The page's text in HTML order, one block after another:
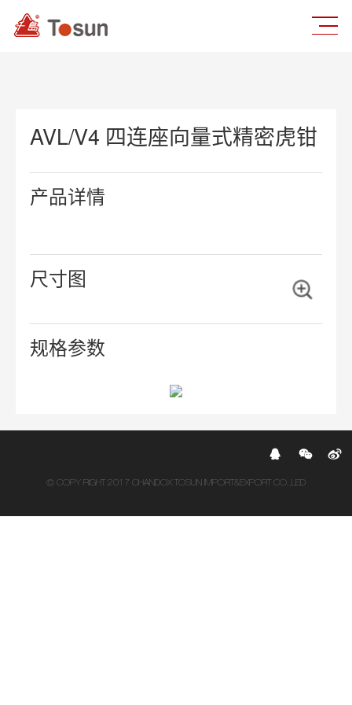
AVL/V4 四连座向量式精密虎钳
产品详情
尺寸图
规格参数
© COPY RIGHT 2017 CHANDOX TOSUN IMPORT&EXPORT CO.,LED